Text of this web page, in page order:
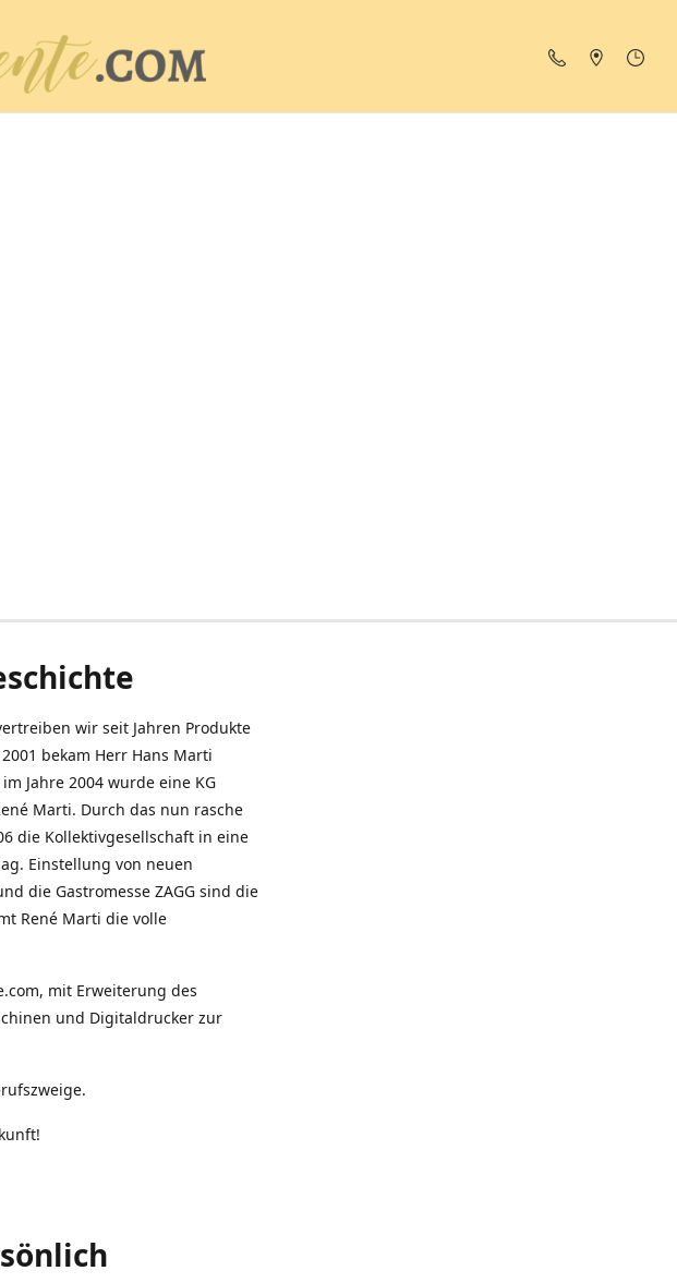
wir seit Jahren Produkte
bekam Herr Hans Marti
Jahre 2004 wurde eine KG
Marti. Durch das nun rasche
die Kollektivgesellschaft in eine
Einstellung von neuen
die Gastromesse ZAGG sind die
René Marti die volle
mit Erweiterung des
und Digitaldrucker zur